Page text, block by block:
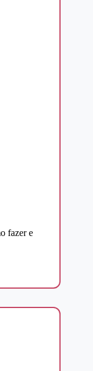
fazer e